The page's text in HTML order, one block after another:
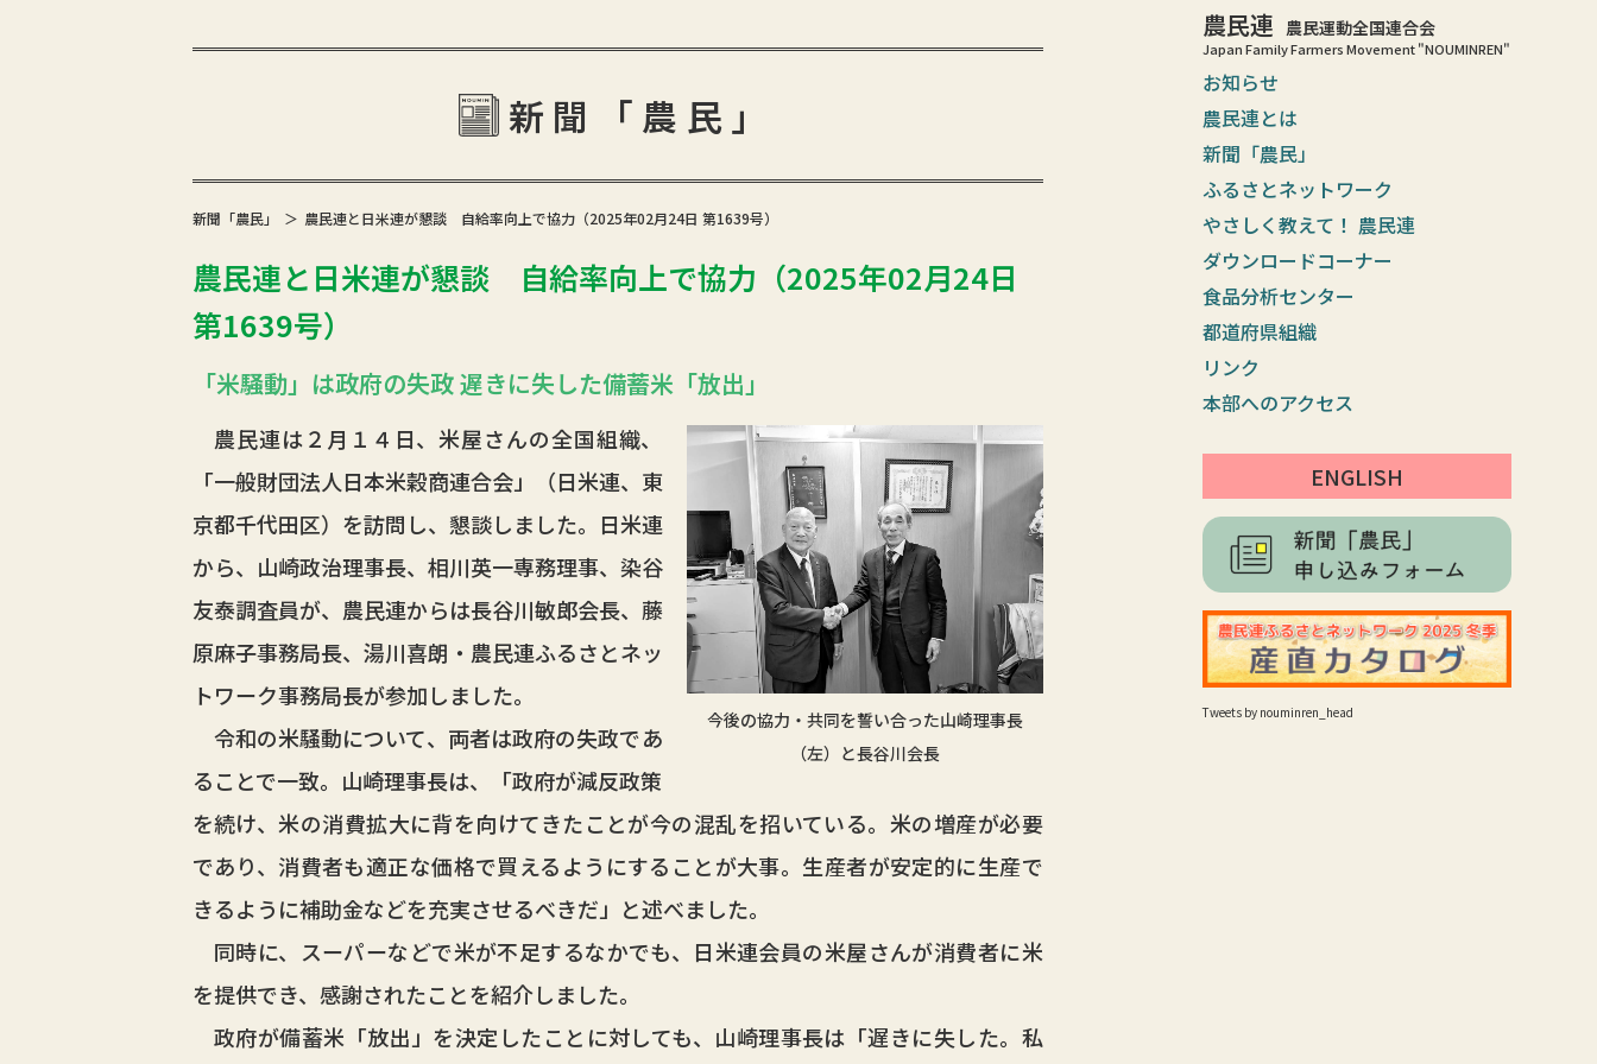
農民連 農民運動全国連合会
Japan Family Farmers Movement "NOUMINREN"
お知らせ
農民連とは
新聞「農民」
ふるさとネットワーク
やさしく教えて！ 農民連
ダウンロードコーナー
食品分析センター
都道府県組織
リンク
本部へのアクセス
ENGLISH
Tweets by nouminren_head
新聞「農民」
新聞「農民」 農民連と日米連が懇談 自給率向上で協力（2025年02月24日 第1639号）
農民連と日米連が懇談 自給率向上で協力（2025年02月24日
第1639号）
「米騒動」は政府の失政 遅きに失した備蓄米「放出」
今後の協力・共同を誓い合った山崎理事長
（左）と長谷川会長
農民連は２月１４日、米屋さんの全国組織、
「一般財団法人日本米穀商連合会」（日米連、東
京都千代田区）を訪問し、懇談しました。日米連
から、山崎政治理事長、相川英一専務理事、染谷
友泰調査員が、農民連からは長谷川敏郎会長、藤
原麻子事務局長、湯川喜朗・農民連ふるさとネッ
トワーク事務局長が参加しました。
令和の米騒動について、両者は政府の失政であ
ることで一致。山崎理事長は、「政府が減反政策
を続け、米の消費拡大に背を向けてきたことが今の混乱を招いている。米の増産が必要
であり、消費者も適正な価格で買えるようにすることが大事。生産者が安定的に生産で
きるように補助金などを充実させるべきだ」と述べました。
同時に、スーパーなどで米が不足するなかでも、日米連会員の米屋さんが消費者に米
を提供でき、感謝されたことを紹介しました。
政府が備蓄米「放出」を決定したことに対しても、山崎理事長は「遅きに失した。私